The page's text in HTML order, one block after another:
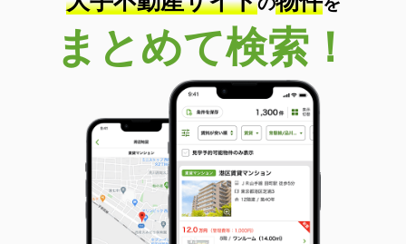
まとめて検索！